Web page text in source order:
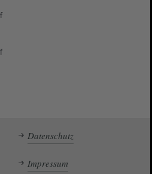
Datenschutz
Impressum